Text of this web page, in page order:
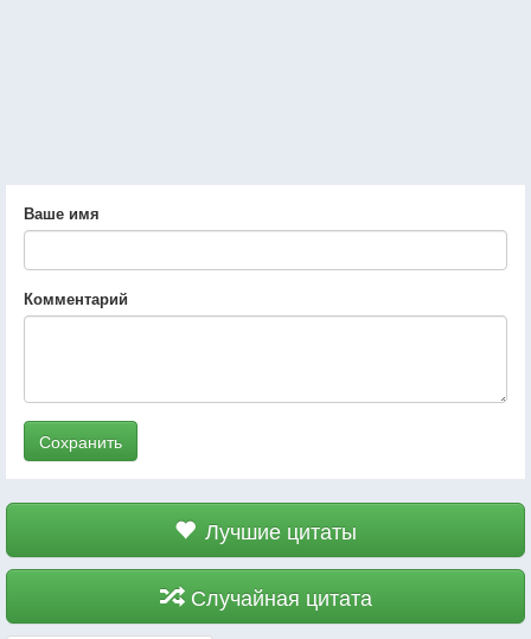
Ваше имя
Комментарий
Сохранить
Лучшие цитаты
Случайная цитата